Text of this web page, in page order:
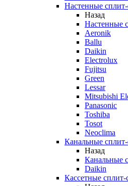
Настенные
Назад
Настенные
Aeronik
Ballu
Daikin
Electrolux
Fujitsu
Green
Lessar
Mitsubishi
Panasonic
Toshiba
Tosot
Neoclima
Канальные
Назад
Канальные
Daikin
Кассетные